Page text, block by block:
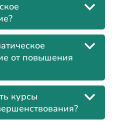
от повышения
курсы